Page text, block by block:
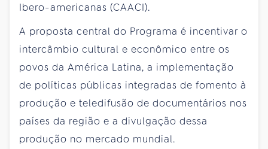
Ibero-americanas (CAACI).
A proposta central do Programa é incentivar o
intercâmbio cultural e econômico entre os
povos da América Latina, a implementação
de políticas públicas integradas de fomento à
produção e teledifusão de documentários nos
países da região e a divulgação dessa
produção no mercado mundial.